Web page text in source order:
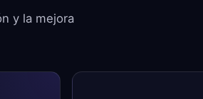
y la mejora